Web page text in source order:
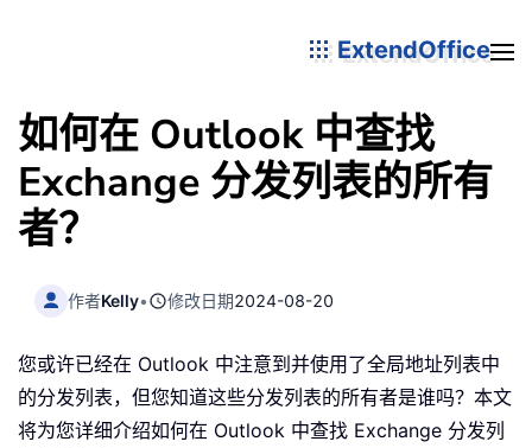
ExtendOffice
如何在 Outlook 中查找
Exchange 分发列表的所有
者？
作者Kelly• 修改日期2024-08-20
您或许已经在 Outlook 中注意到并使用了全局地址列表中
的分发列表，但您知道这些分发列表的所有者是谁吗？本文
将为您详细介绍如何在 Outlook 中查找 Exchange 分发列